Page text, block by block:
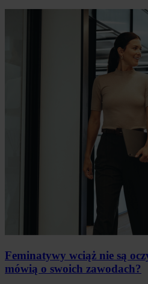
Feminatywy wciąż nie są
mówią o swoich zawodach?